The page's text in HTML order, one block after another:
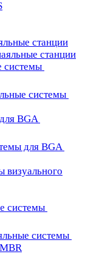
станции
станции
системы
системы
BGA
для BGA
визуального
системы
системы